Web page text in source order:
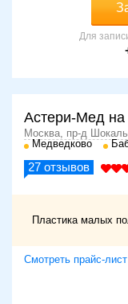
Для
Астери-Мед на
Москва, пр-д
Медведково
27 отзывов
Пластика малых
Смотреть прайс-